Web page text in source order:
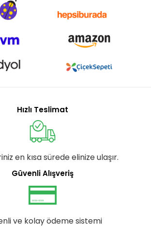
Hızlı Teslimat
en kısa sürede elinize ulaşır.
Güvenli Alışveriş
ve kolay ödeme sistemi